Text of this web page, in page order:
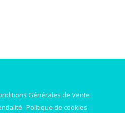
Générales de Vente
Politique de cookies